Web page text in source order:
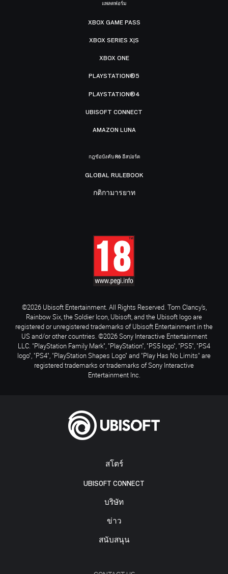
สโตร์
UBISOFT CONNECT
บริษัท
ข่าว
สนับสนุน
แพลตฟอร์ม
XBOX GAME PASS
XBOX SERIES X|S
XBOX ONE
PLAYSTATION®5
PLAYSTATION®4
UBISOFT CONNECT
AMAZON LUNA
กฎข้อบังคับ R6 อีสปอร์ต
GLOBAL RULEBOOK
กติกามารยาท
©2026 Ubisoft Entertainment. All Rights Reserved. Tom Clancy’s,
Rainbow Six, the Soldier Icon, Ubisoft, and the Ubisoft logo are
registered or unregistered trademarks of Ubisoft Entertainment in the
US and/or other countries. ©2026 Sony Interactive Entertainment
LLC. "PlayStation Family Mark", "PlayStation", "PS5 logo", "PS5", "PS4
logo", "PS4", "PlayStation Shapes Logo" and "Play Has No Limits" are
registered trademarks or trademarks of Sony Interactive
Entertainment Inc.